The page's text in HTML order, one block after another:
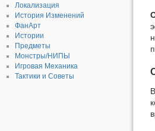
Локализация
История Изменений
ФанАрт
Истории
Предметы
Монстры/НИПЫ
Игровая Механика
Тактики и Советы